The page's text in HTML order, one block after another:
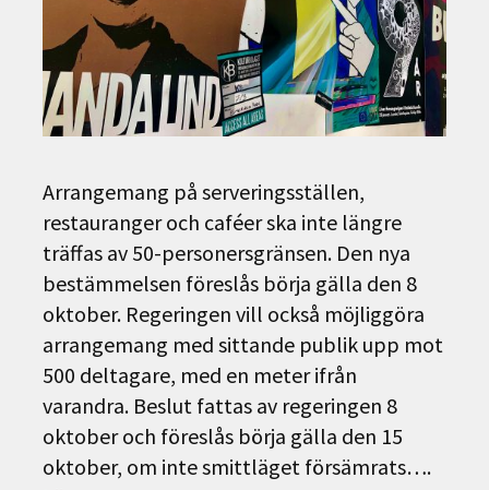
Arrangemang på serveringsställen,
restauranger och caféer ska inte längre
träffas av 50-personersgränsen. Den nya
bestämmelsen föreslås börja gälla den 8
oktober. Regeringen vill också möjliggöra
arrangemang med sittande publik upp mot
500 deltagare, med en meter ifrån
varandra. Beslut fattas av regeringen 8
oktober och föreslås börja gälla den 15
oktober, om inte smittläget försämrats….